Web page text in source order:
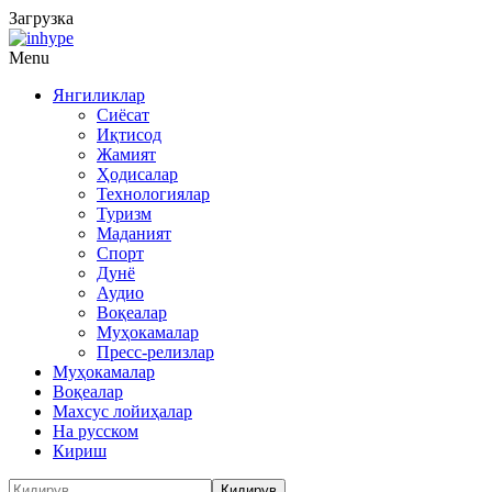
Загрузка
Menu
Янгиликлар
Сиёсат
Иқтисод
Жамият
Ҳодисалар
Технологиялар
Туризм
Маданият
Спорт
Дунё
Аудио
Воқеалар
Муҳокамалар
Пресс-релизлар
Муҳокамалар
Воқеалар
Махсус лойиҳалар
На русском
Кириш